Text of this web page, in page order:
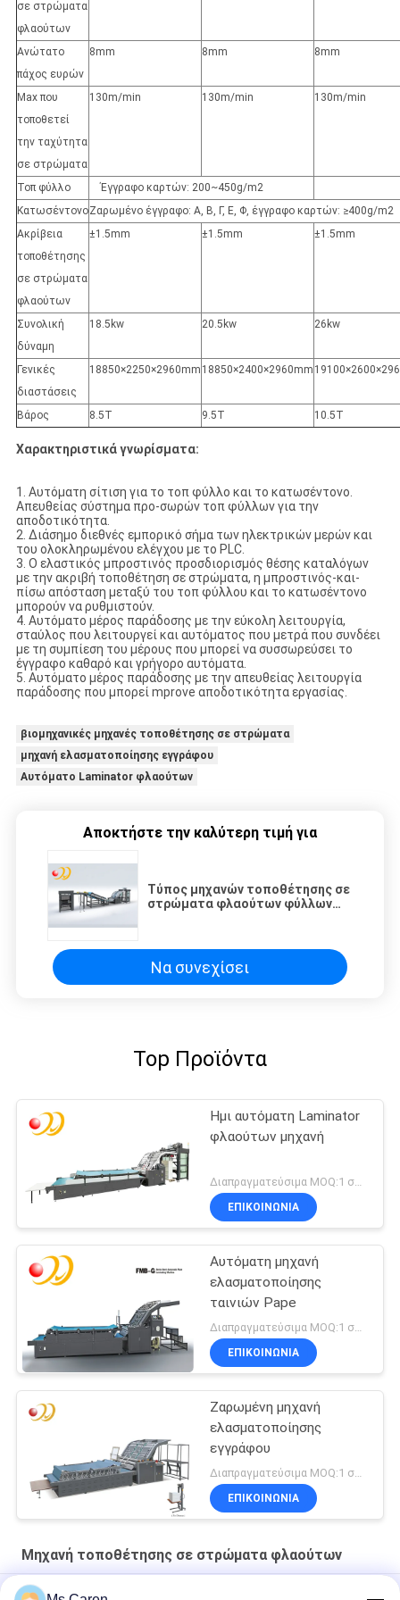
σε στρώματα
φλαούτων
Ανώτατο
πάχος ευρών
8mm 8mm 8mm
Max που
τοποθετεί
την ταχύτητα
σε στρώματα
130m/min 130m/min 130m/min
Τοπ φύλλο
Έγγραφο καρτών: 200~450g/m2
ΚατωσέντονοΖαρωμένο έγγραφο: Α, Β, Γ, Ε, Φ, έγγραφο καρτών: ≥400g/m2
Ακρίβεια
τοποθέτησης
σε στρώματα
φλαούτων
±1.5mm ±1.5mm ±1.5mm
Συνολική
δύναμη
18.5kw 20.5kw 26kw
Γενικές
διαστάσεις
18850×2250×2960mm 18850×2400×2960mm
Βάρος 8.5T 9.5T 10.5T
Χαρακτηριστικά γνωρίσματα:
1. Αυτόματη σίτιση για το τοπ φύλλο και το κατωσέντονο.
Απευθείας σύστημα προ-σωρών τοπ φύλλων για την
αποδοτικότητα.
2. Διάσημο διεθνές εμπορικό σήμα των ηλεκτρικών μερών και
του ολοκληρωμένου ελέγχου με το PLC.
3. Ο ελαστικός μπροστινός προσδιορισμός θέσης καταλόγων
με την ακριβή τοποθέτηση σε στρώματα, η μπροστινός-και-
πίσω απόσταση μεταξύ του τοπ φύλλου και το κατωσέντονο
μπορούν να ρυθμιστούν.
4. Αυτόματο μέρος παράδοσης με την εύκολη λειτουργία,
σταύλος που λειτουργεί και αυτόματος που μετρά που συνδέει
με τη συμπίεση του μέρους που μπορεί να συσσωρεύσει το
έγγραφο καθαρό και γρήγορο αυτόματα.
5. Αυτόματο μέρος παράδοσης με την απευθείας λειτουργία
παράδοσης που μπορεί mprove αποδοτικότητα εργασίας.
βιομηχανικές μηχανές τοποθέτησης σε στρώματα
μηχανή ελασματοποίησης εγγράφου
Αυτόματο Laminator φλαούτων
Αποκτήστε την καλύτερη τιμή για
Τύπος μηχανών τοποθέτησης σε
στρώματα φλαούτων φύλλων
πλήρως
Να συνεχίσει
Top Προϊόντα
Ημι αυτόματη Laminator
φλαούτων μηχανή
Διαπραγματεύσιμα MOQ:1 σύνολο/σύνολα
ΕΠΙΚΟΙΝΩΝΊΑ
Αυτόματη μηχανή
ελασματοποίησης
ταινιών Pape
ΕΠΙΚΟΙΝΩΝΊΑ
Ζαρωμένη μηχανή
ελασματοποίησης
εγγράφου
ΕΠΙΚΟΙΝΩΝΊΑ
Μηχανή τοποθέτησης σε στρώματα φλαούτων
Μηχανή λαμινοποίησης χαρτονιού χειροκίνητης χρήσης της